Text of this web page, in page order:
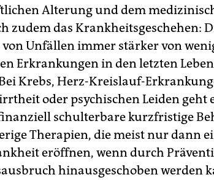
Alterung und dem
zudem das Krankheitsgeschehen:
Unfällen immer stärker von
Erkrankungen in den letzten
Krebs, Herz-Kreislauf-
oder psychischen Leiden geht
schulterbare kurzfristige
Therapien, die meist nur dann
eröffnen, wenn durch
hinausgeschoben werden